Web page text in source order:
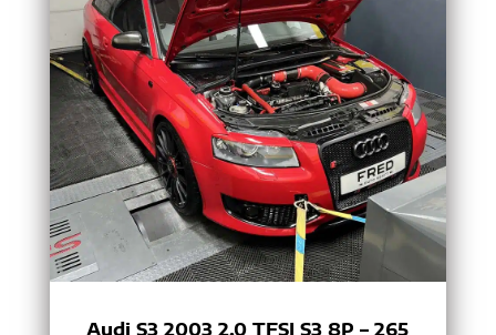
Audi S3 2003 2.0 TFSI S3 8P – 265